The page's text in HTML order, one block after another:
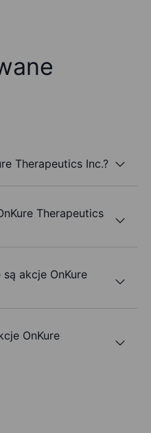
Therapeutics Inc.?
Therapeutics
akcje OnKure
OnKure